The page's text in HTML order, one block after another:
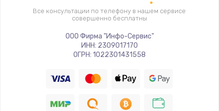
Заказать
Замена ТЭНа
2500 руб.
1400 руб.
Все консультации по телефону в нашем сервисе
совершенно бесплатны
ООО Фирма "Инфо-Сервис"
ИНН: 2309017170
ОГРН: 1022301431558